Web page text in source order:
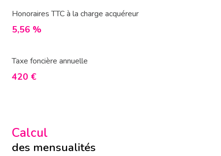
Honoraires TTC à la charge acquéreur
5,56 %
Taxe foncière annuelle
420 €
Calcul
des mensualités